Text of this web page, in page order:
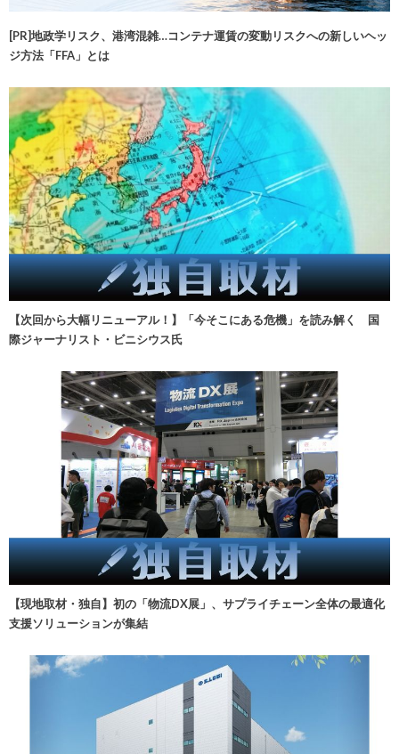
[PR]地政学リスク、港湾混雑…コンテナ運賃の変動リスクへの新しいヘッ
ジ方法「FFA」とは
【次回から大幅リニューアル！】「今そこにある危機」を読み解く 国
際ジャーナリスト・ビニシウス氏
【現地取材・独自】初の「物流DX展」、サプライチェーン全体の最適化
支援ソリューションが集結